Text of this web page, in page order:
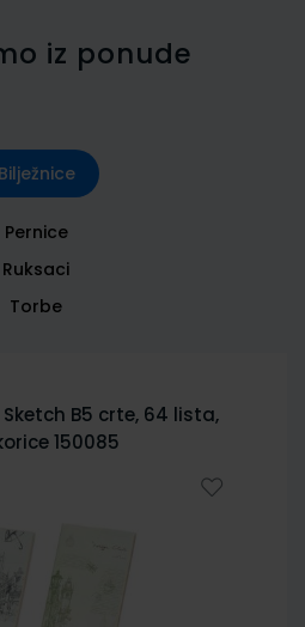
iz ponude
Bilježnice
Pernice
Ruksaci
Torbe
Sketch B5 crte, 64 lista,
150085